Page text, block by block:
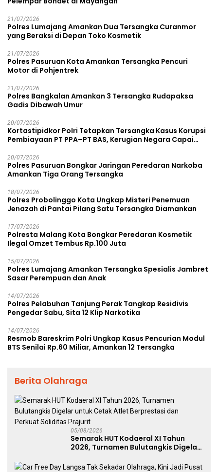
21/07/2026
Polres Lumajang Amankan Dua Tersangka Curanmor
yang Beraksi di Depan Toko Kosmetik
21/07/2026
Polres Pasuruan Kota Amankan Tersangka Pencuri
Motor di Pohjentrek
21/07/2026
Polres Bangkalan Amankan 3 Tersangka Rudapaksa
Gadis Dibawah Umur
20/07/2026
Kortastipidkor Polri Tetapkan Tersangka Kasus Korupsi
Pembiayaan PT PPA–PT BAS, Kerugian Negara Capai
20/07/2026
Polres Pasuruan Bongkar Jaringan Peredaran Narkoba
Amankan Tiga Orang Tersangka
18/07/2026
Polres Probolinggo Kota Ungkap Misteri Penemuan
Jenazah di Pantai Pilang Satu Tersangka Diamankan
17/07/2026
Polresta Malang Kota Bongkar Peredaran Kosmetik
Ilegal Omzet Tembus Rp.100 Juta
15/07/2026
Polres Lumajang Amankan Tersangka Spesialis Jambret
Sasar Perempuan dan Anak
14/07/2026
Polres Pelabuhan Tanjung Perak Tangkap Residivis
Pengedar Sabu, Sita 12 Klip Narkotika
14/07/2026
Resmob Bareskrim Polri Ungkap Kasus Pencurian Modul
BTS Senilai Rp.60 Miliar, Amankan 12 Tersangka
Berita Olahraga
05/08/2026
Semarak HUT Kodaeral XI Tahun
2026, Turnamen Bulutangkis Digelar
Perkuat Soliditas Prajurit